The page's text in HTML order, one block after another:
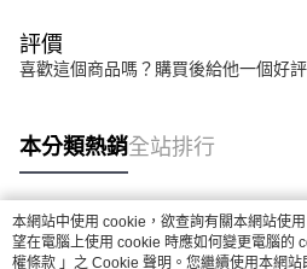
評價
喜歡這個商品嗎？購買後給他一個好
本分類熱銷全站排行
熱門標籤
本網站中使用 cookie，欲查詢有關本網站使
望在電腦上使用 cookie 時應如何變更電腦的
權條款 」之 Cookie 聲明。您繼續使用本網